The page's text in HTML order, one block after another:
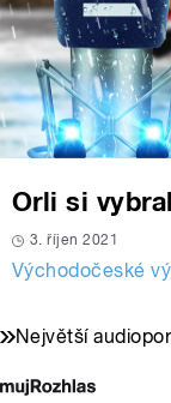
Orli si
3. říjen 2021
Východočeské
Největší